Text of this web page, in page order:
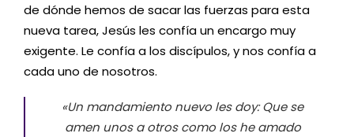
de dónde hemos de sacar las fuerzas para esta
nueva tarea, Jesús les confía un encargo muy
exigente. Le confía a los discípulos, y nos confía a
cada uno de nosotros.
«Un mandamiento nuevo les doy: Que se
amen unos a otros como los he amado